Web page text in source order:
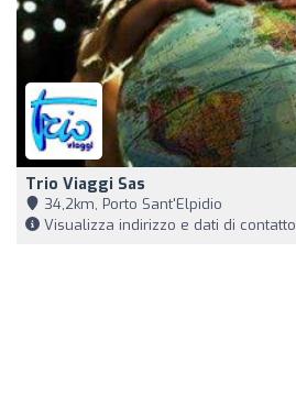
Trio Viaggi Sas
34,2km, Porto Sant'Elpidio
Visualizza indirizzo e dati di contatto